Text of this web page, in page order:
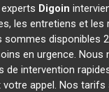
Digoin
les entretiens et les
sommes disponibles
en urgence. Nous
de intervention
votre appel. Nos